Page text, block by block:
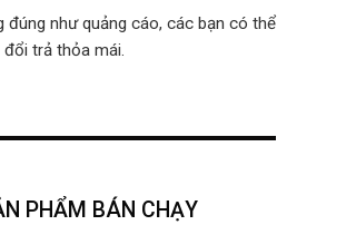
đúng như quảng cáo, các bạn có thể
đổi trả thỏa mái.
PHẨM BÁN CHẠY